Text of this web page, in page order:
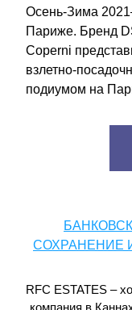
Осень-Зима
Париже. Бренд
Coperni
взлетно-
подиумом на
СОХРАНЕНИЕ
RFC ESTATES –
компания в